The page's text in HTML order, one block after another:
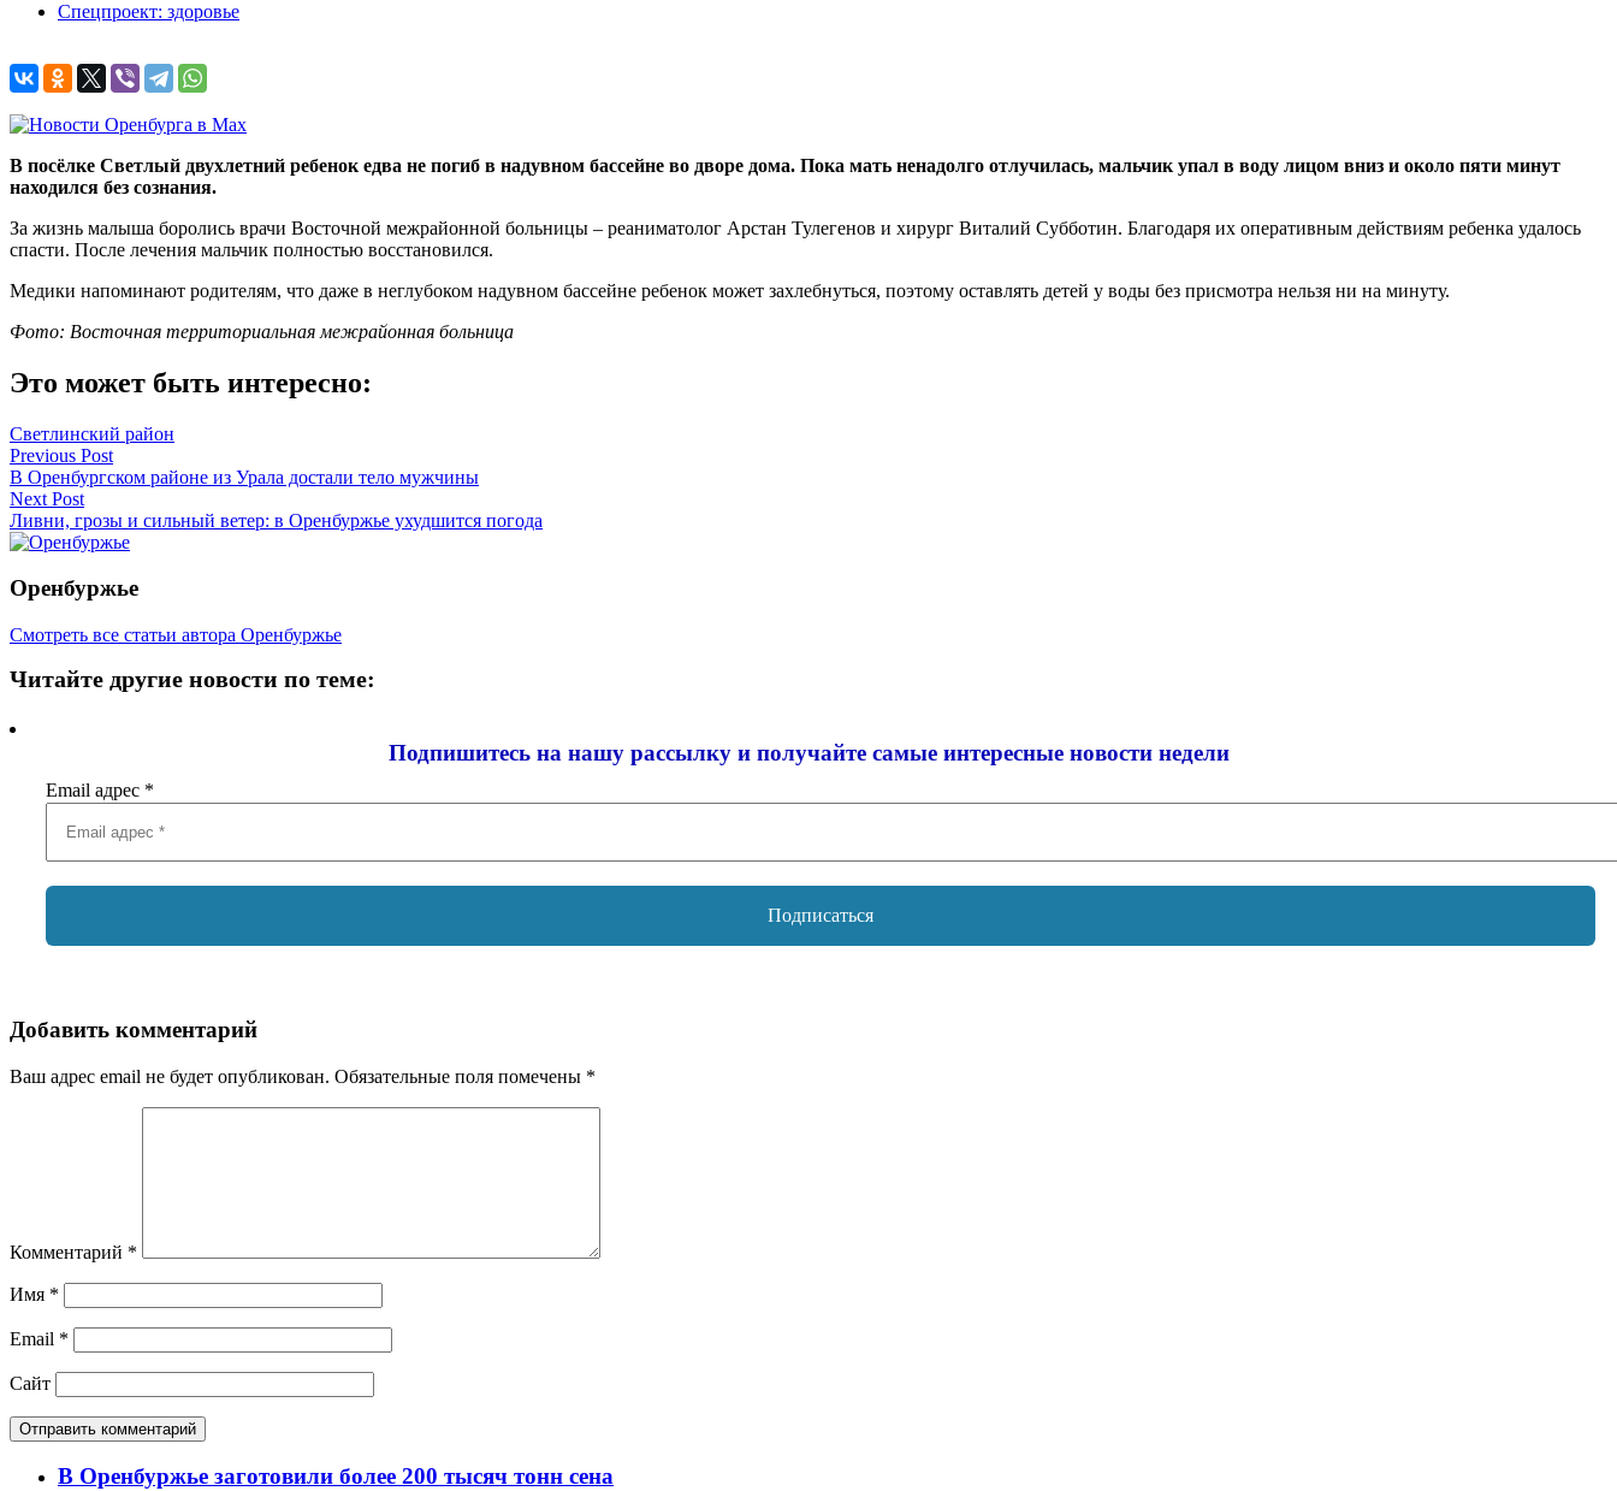
Спецпроект: здоровье
В посёлке Светлый двухлетний ребенок едва не погиб в надувном бассейне во дворе дома. Пока мать ненадолго отлучилась, мальчик упал в воду лицом вниз и около пяти минут
находился без сознания.
За жизнь малыша боролись врачи Восточной межрайонной больницы – реаниматолог Арстан Тулегенов и хирург Виталий Субботин. Благодаря их оперативным действиям ребенка удалось
спасти. После лечения мальчик полностью восстановился.
Медики напоминают родителям, что даже в неглубоком надувном бассейне ребенок может захлебнуться, поэтому оставлять детей у воды без присмотра нельзя ни на минуту.
Фото: Восточная территориальная межрайонная больница
Это может быть интересно:
Светлинский район
Навигация
по
записям
Previous Post
В Оренбургском районе из Урала достали тело мужчины
Next Post
Ливни, грозы и сильный ветер: в Оренбуржье ухудшится погода
Оренбуржье
Смотреть все статьи автора Оренбуржье
Читайте другие новости по теме:
Подпишитесь на нашу рассылку и получайте самые интересные новости недели
Email адрес *
Добавить комментарий
Ваш адрес email не будет опубликован. Обязательные поля помечены *
Комментарий *
Имя *
Email *
Сайт
В Оренбуржье заготовили более 200 тысяч тонн сена